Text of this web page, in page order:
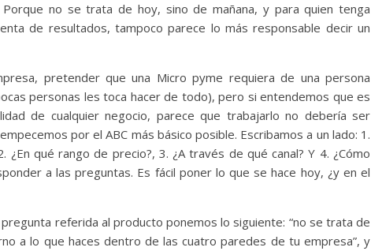
Porque no se trata de hoy, sino de mañana, y para quien tenga
de resultados, tampoco parece lo más responsable decir un
pretender que una Micro pyme requiera de una persona
personas les toca hacer de todo), pero si entendemos que es
de cualquier negocio, parece que trabajarlo no debería ser
por el ABC más básico posible. Escribamos a un lado: 1.
qué rango de precio?, 3. ¿A través de qué canal? Y 4. ¿Cómo
a las preguntas. Es fácil poner lo que se hace hoy, ¿y en el
referida al producto ponemos lo siguiente: “no se trata de
a lo que haces dentro de las cuatro paredes de tu empresa”, y